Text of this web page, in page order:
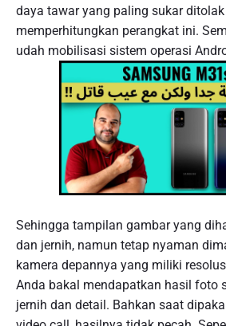
daya tawar yang paling sukar
memperhitungkan perangkat ini.
udah mobilisasi sistem operasi
Sehingga tampilan gambar yang
dan jernih, namun tetap nyaman
kamera depannya yang miliki
Anda bakal mendapatkan hasil foto
jernih dan detail. Bahkan saat